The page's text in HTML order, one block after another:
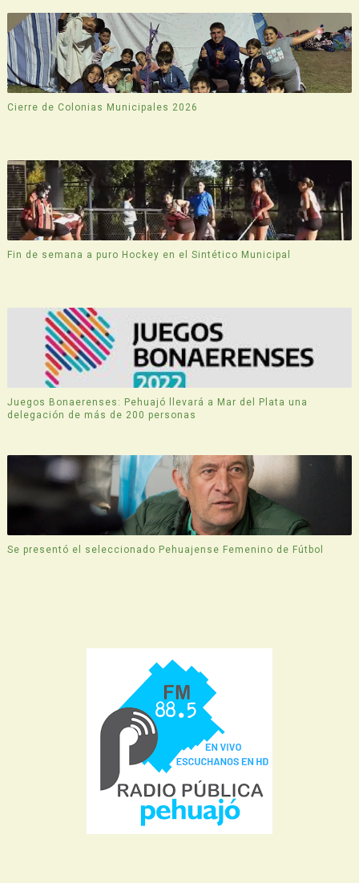
Cierre de Colonias Municipales 2026
Fin de semana a puro Hockey en el Sintético Municipal
Juegos Bonaerenses: Pehuajó llevará a Mar del Plata una
delegación de más de 200 personas
Se presentó el seleccionado Pehuajense Femenino de Fútbol